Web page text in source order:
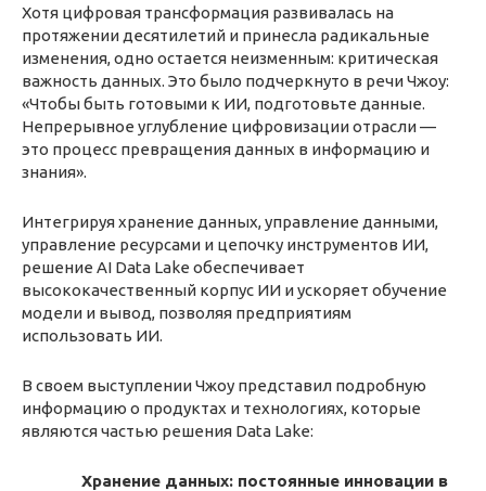
Хотя цифровая трансформация развивалась на
протяжении десятилетий и принесла радикальные
изменения, одно остается неизменным: критическая
важность данных. Это было подчеркнуто в речи Чжоу:
«Чтобы быть готовыми к ИИ, подготовьте данные.
Непрерывное углубление цифровизации отрасли —
это процесс превращения данных в информацию и
знания».
Интегрируя хранение данных, управление данными,
управление ресурсами и цепочку инструментов ИИ,
решение AI Data Lake обеспечивает
высококачественный корпус ИИ и ускоряет обучение
модели и вывод, позволяя предприятиям
использовать ИИ.
В своем выступлении Чжоу представил подробную
информацию о продуктах и технологиях, которые
являются частью решения Data Lake:
Хранение данных: постоянные инновации в